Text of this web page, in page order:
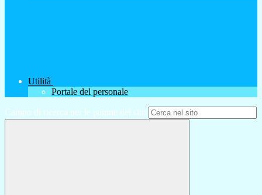
Utilità
Portale del personale
Campo di ricerca per le pagine del sito